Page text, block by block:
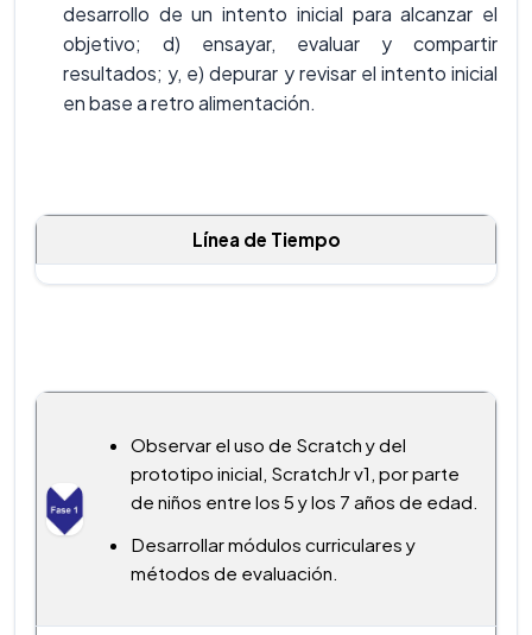
desarrollo de un intento inicial para alcanzar el
objetivo; d) ensayar, evaluar y compartir
resultados; y, e) depurar y revisar el intento inicial
en base a retro alimentación.
Línea de Tiempo
Observar el uso de Scratch y del
prototipo inicial, ScratchJr v1, por parte
de niños entre los 5 y los 7 años de edad.
Desarrollar módulos curriculares y
métodos de evaluación.